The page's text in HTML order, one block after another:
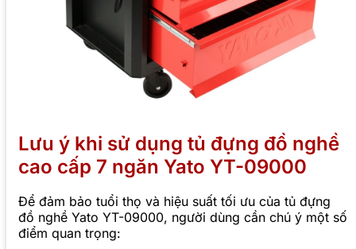
Lưu ý khi sử dụng tủ đựng đồ nghề
cao cấp 7 ngăn Yato YT-09000
Để đảm bảo tuổi thọ và hiệu suất tối ưu của tủ đựng
đồ nghề Yato YT-09000, người dùng cần chú ý một số
điểm quan trọng: